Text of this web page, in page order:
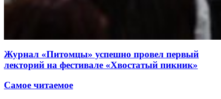
Журнал «Питомцы» успешно провел первый
лекторий на фестивале «Хвостатый пикник»
Самое читаемое